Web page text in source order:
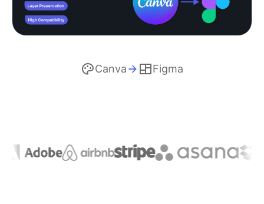
Canva Figma